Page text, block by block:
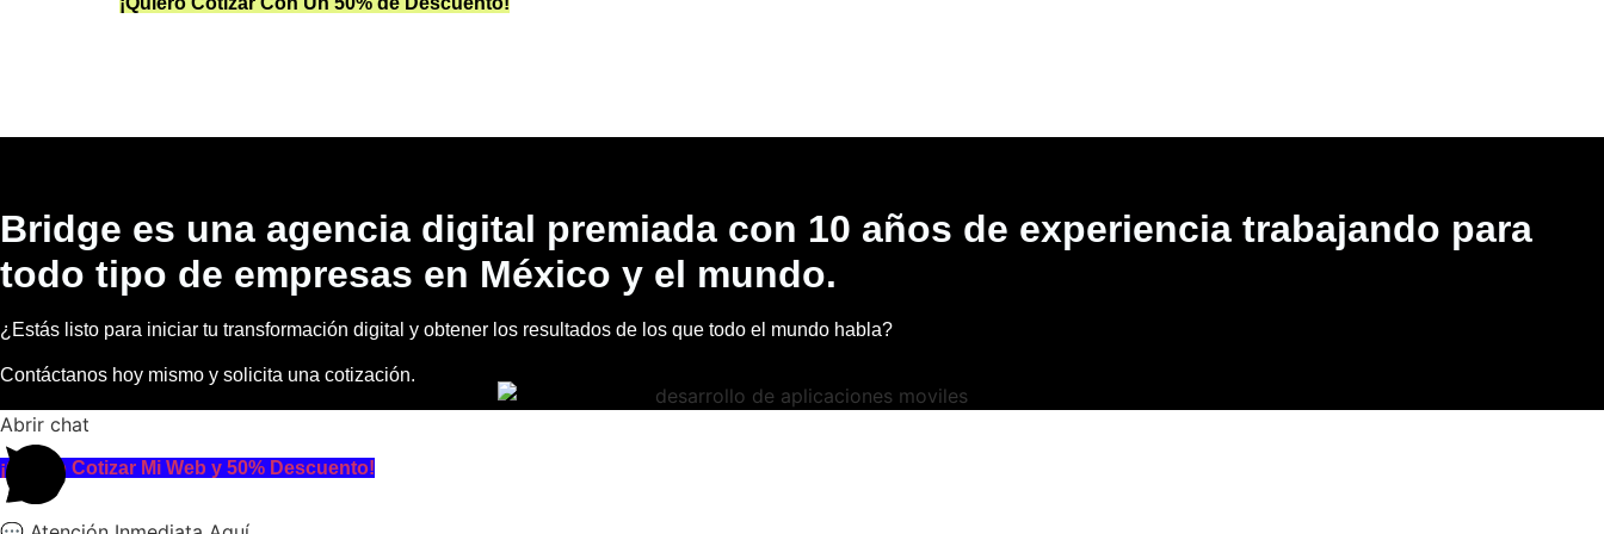
Bridge es una agencia digital premiada con 10 años de experiencia trabajando para
todo tipo de empresas en México y el mundo.
¿Estás listo para iniciar tu transformación digital y obtener los resultados de los que todo el mundo habla?
Contáctanos hoy mismo y solicita una cotización.
Juntos, lograremos que tu proyecto se vuelva un caso de éxito.
¡Quiero Cotizar Mi Web y 50% Descuento!
Abrir chat